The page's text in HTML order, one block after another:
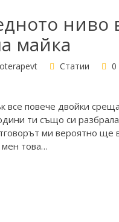
ниво
майка
Статии 0
все повече двойки
ти също си
ми вероятно ще
мен това…